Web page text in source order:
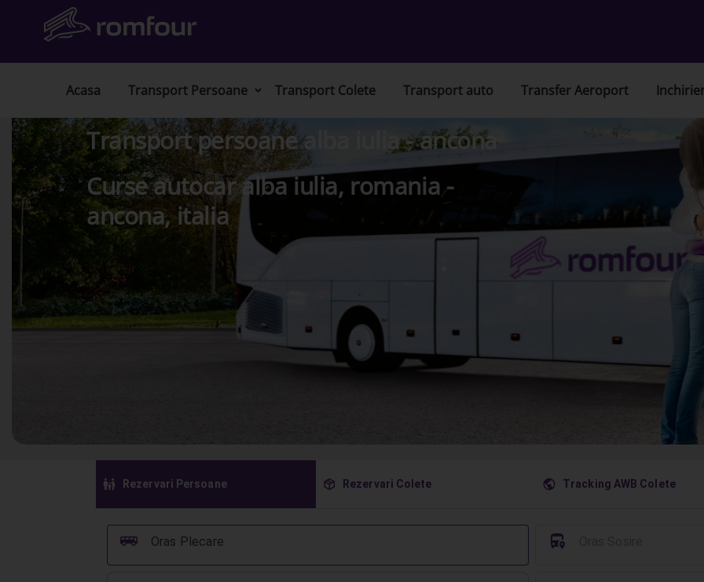
Acasa Transport Persoane Transport Colete Transport auto Transfer Aeroport
Transport persoane alba iulia - ancona
Curse autocar alba iulia, romania -
ancona, italia
󱠣 Rezervari Persoane 󰏗 Rezervari Colete 󰇧 Tracking AWB Colete
Oras Plecare
󰞠 󱈒